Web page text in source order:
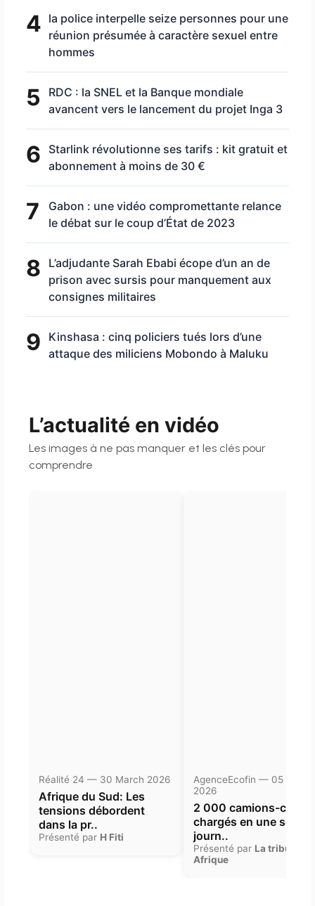
4 la police interpelle seize personnes pour une
réunion présumée à caractère sexuel entre
hommes
5
RDC : la SNEL et la Banque mondiale
avancent vers le lancement du projet Inga 3
6
Starlink révolutionne ses tarifs : kit gratuit et
abonnement à moins de 30 €
7
Gabon : une vidéo compromettante relance
le débat sur le coup d’État de 2023
8
L’adjudante Sarah Ebabi écope d’un an de
prison avec sursis pour manquement aux
consignes militaires
9
Kinshasa : cinq policiers tués lors d’une
attaque des miliciens Mobondo à Maluku
L’actualité en vidéo
Les images à ne pas manquer et les clés pour
comprendre
Réalité 24 — 30 March 2026
Afrique du Sud: Les
tensions débordent
dans la pr..
Présenté par H Fiti
AgenceEcofin — 05
2026
2 000 camions-
chargés en une seule
journ..
Présenté par La tribune
Afrique